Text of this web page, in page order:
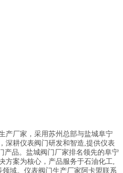
产厂家，采用苏州总部与盐城阜宁
深耕仪表阀门研发和智造,提供仪表
产品。盐城阀门厂家排名领先的阜宁
方案为核心，产品服务于石油化工,
域。仪表阀门生产厂家阿卡盟联系